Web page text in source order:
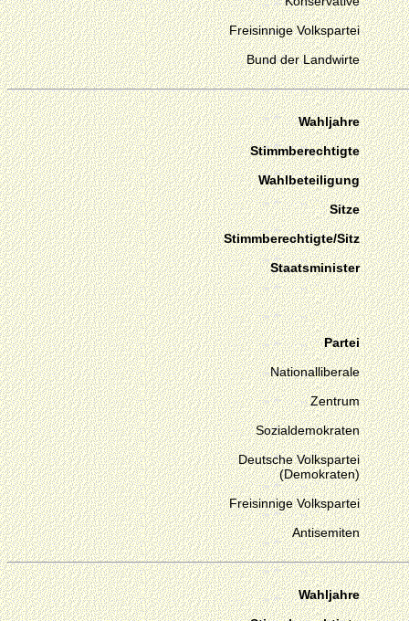
Freisinnige Volkspartei
Bund der Landwirte
Wahljahre
Stimmberechtigte
Wahlbeteiligung
Sitze
Stimmberechtigte/Sitz
Staatsminister
Partei
Nationalliberale
Zentrum
Sozialdemokraten
Deutsche Volkspartei
(Demokraten)
Freisinnige Volkspartei
Antisemiten
Wahljahre